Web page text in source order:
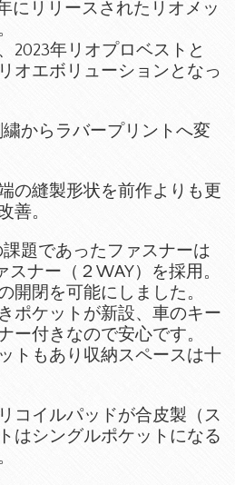
にリリースされたリオメッ
2023年リオプロベストと
オエボリューションとなっ
繍からラバープリントへ変
の縫製形状を前作よりも更
善。
課題であったファスナーは
スナー（２WAY）を採用。
開閉を可能にしました。
ポケットが新設、車のキー
ー付きなので安心です。
トもあり収納スペースは十
コイルパッドが合皮製（ス
はシングルポケットになる